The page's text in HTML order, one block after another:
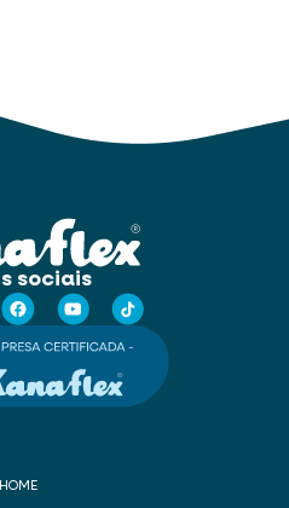
sociais
HOME